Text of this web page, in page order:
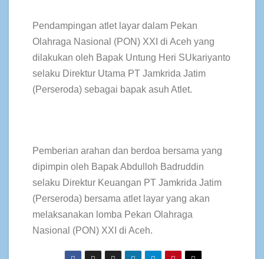
Pendampingan atlet layar dalam Pekan
Olahraga Nasional (PON) XXI di Aceh yang
dilakukan oleh Bapak Untung Heri SUkariyanto
selaku Direktur Utama PT Jamkrida Jatim
(Perseroda) sebagai bapak asuh Atlet.
Pemberian arahan dan berdoa bersama yang
dipimpin oleh Bapak Abdulloh Badruddin
selaku Direktur Keuangan PT Jamkrida Jatim
(Perseroda) bersama atlet layar yang akan
melaksanakan lomba Pekan Olahraga
Nasional (PON) XXI di Aceh.